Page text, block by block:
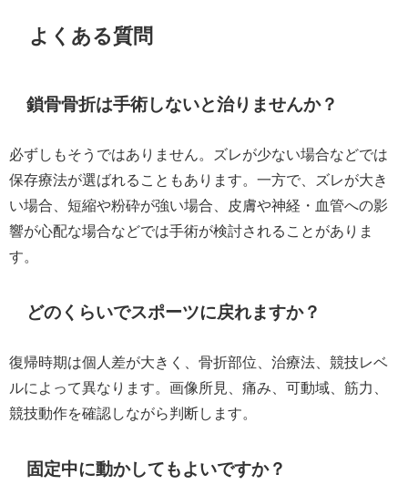
よくある質問
鎖骨骨折は手術しないと治りませんか？
必ずしもそうではありません。ズレが少ない場合などでは
保存療法が選ばれることもあります。一方で、ズレが大き
い場合、短縮や粉砕が強い場合、皮膚や神経・血管への影
響が心配な場合などでは手術が検討されることがありま
す。
どのくらいでスポーツに戻れますか？
復帰時期は個人差が大きく、骨折部位、治療法、競技レベ
ルによって異なります。画像所見、痛み、可動域、筋力、
競技動作を確認しながら判断します。
固定中に動かしてもよいですか？